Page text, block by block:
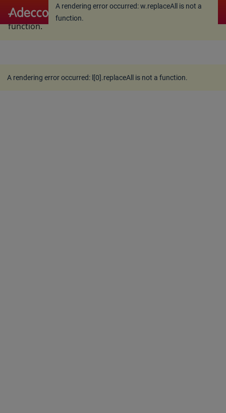
A rendering error occurred:
function.
A rendering error occurred:w.replaceAll is not a
function.
A rendering error occurred: l[0].replaceAll is not a function.